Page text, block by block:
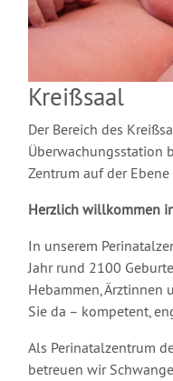
Kreißsaal
Der Bereich des
Überwachungsstation
Zentrum auf der
Herzlich willkommen
In unserem
Jahr rund 2100
Hebammen, Ärztinnen
Sie da – kompetent,
Als Perinatalzentrum
betreuen wir